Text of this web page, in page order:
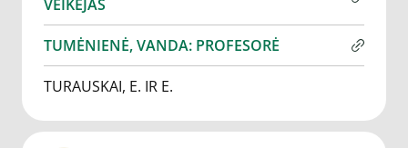
VEIKĖJAS
TUMĖNIENĖ, VANDA: PROFESORĖ
TURAUSKAI, E. IR E.